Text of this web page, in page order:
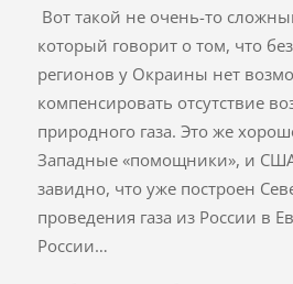
Вот такой не очень-то
который говорит о том, что
регионов у Окраины нет
компенсировать отсутствие
природного газа. Это же
Западные «помощники», и
завидно, что уже построен
проведения газа из России в
России…